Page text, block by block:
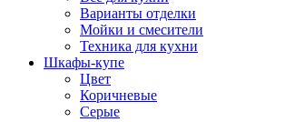
Варианты отделки
Мойки и смесители
Техника для кухни
Шкафы-купе
Цвет
Коричневые
Серые